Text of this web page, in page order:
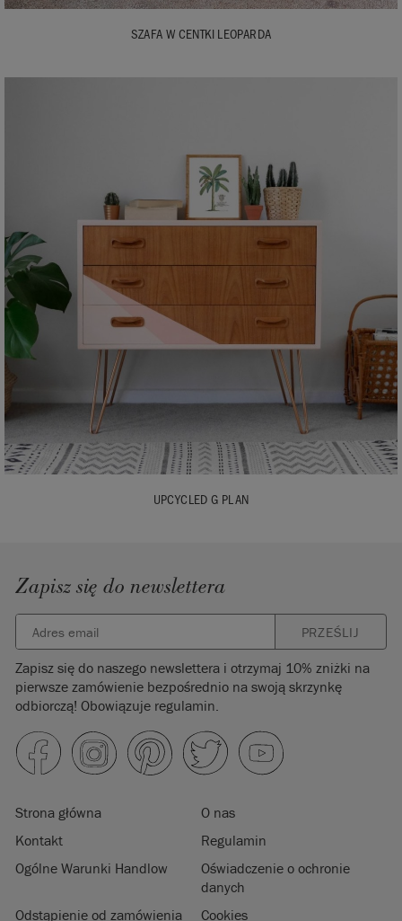
SZAFA W CENTKI LEOPARDA
UPCYCLED G PLAN
Zapisz się do newslettera
PRZEŚLIJ
Zapisz się do naszego newslettera i otrzymaj 10% zniżki na
pierwsze zamówienie bezpośrednio na swoją skrzynkę
odbiorczą! Obowiązuje regulamin.
Strona główna
O nas
Kontakt
Regulamin
Ogólne Warunki Handlow
Oświadczenie o ochronie
danych
Odstąpienie od zamówienia
Cookies